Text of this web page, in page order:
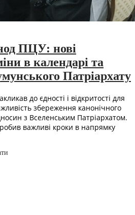
ПЦУ: нові
в календарі та
Патріархату
до єдності і відкритості для
збереження канонічного
з Вселенським Патріархатом.
важливі кроки в напрямку